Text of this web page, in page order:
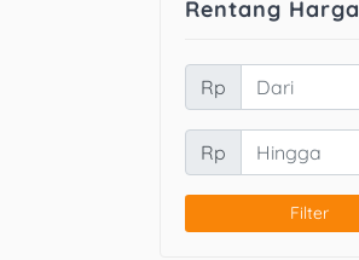
Rentang Harga
Rp
Rp
Filter